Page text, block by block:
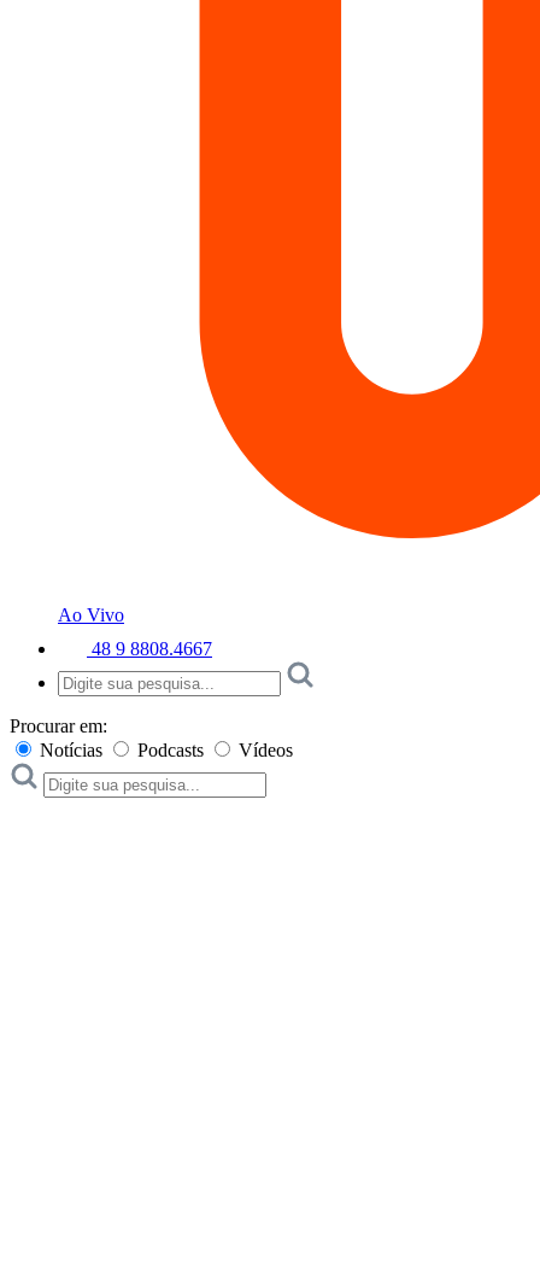
Ao Vivo
48 9 8808.4667
Procurar em:
Notícias
Podcasts Vídeos